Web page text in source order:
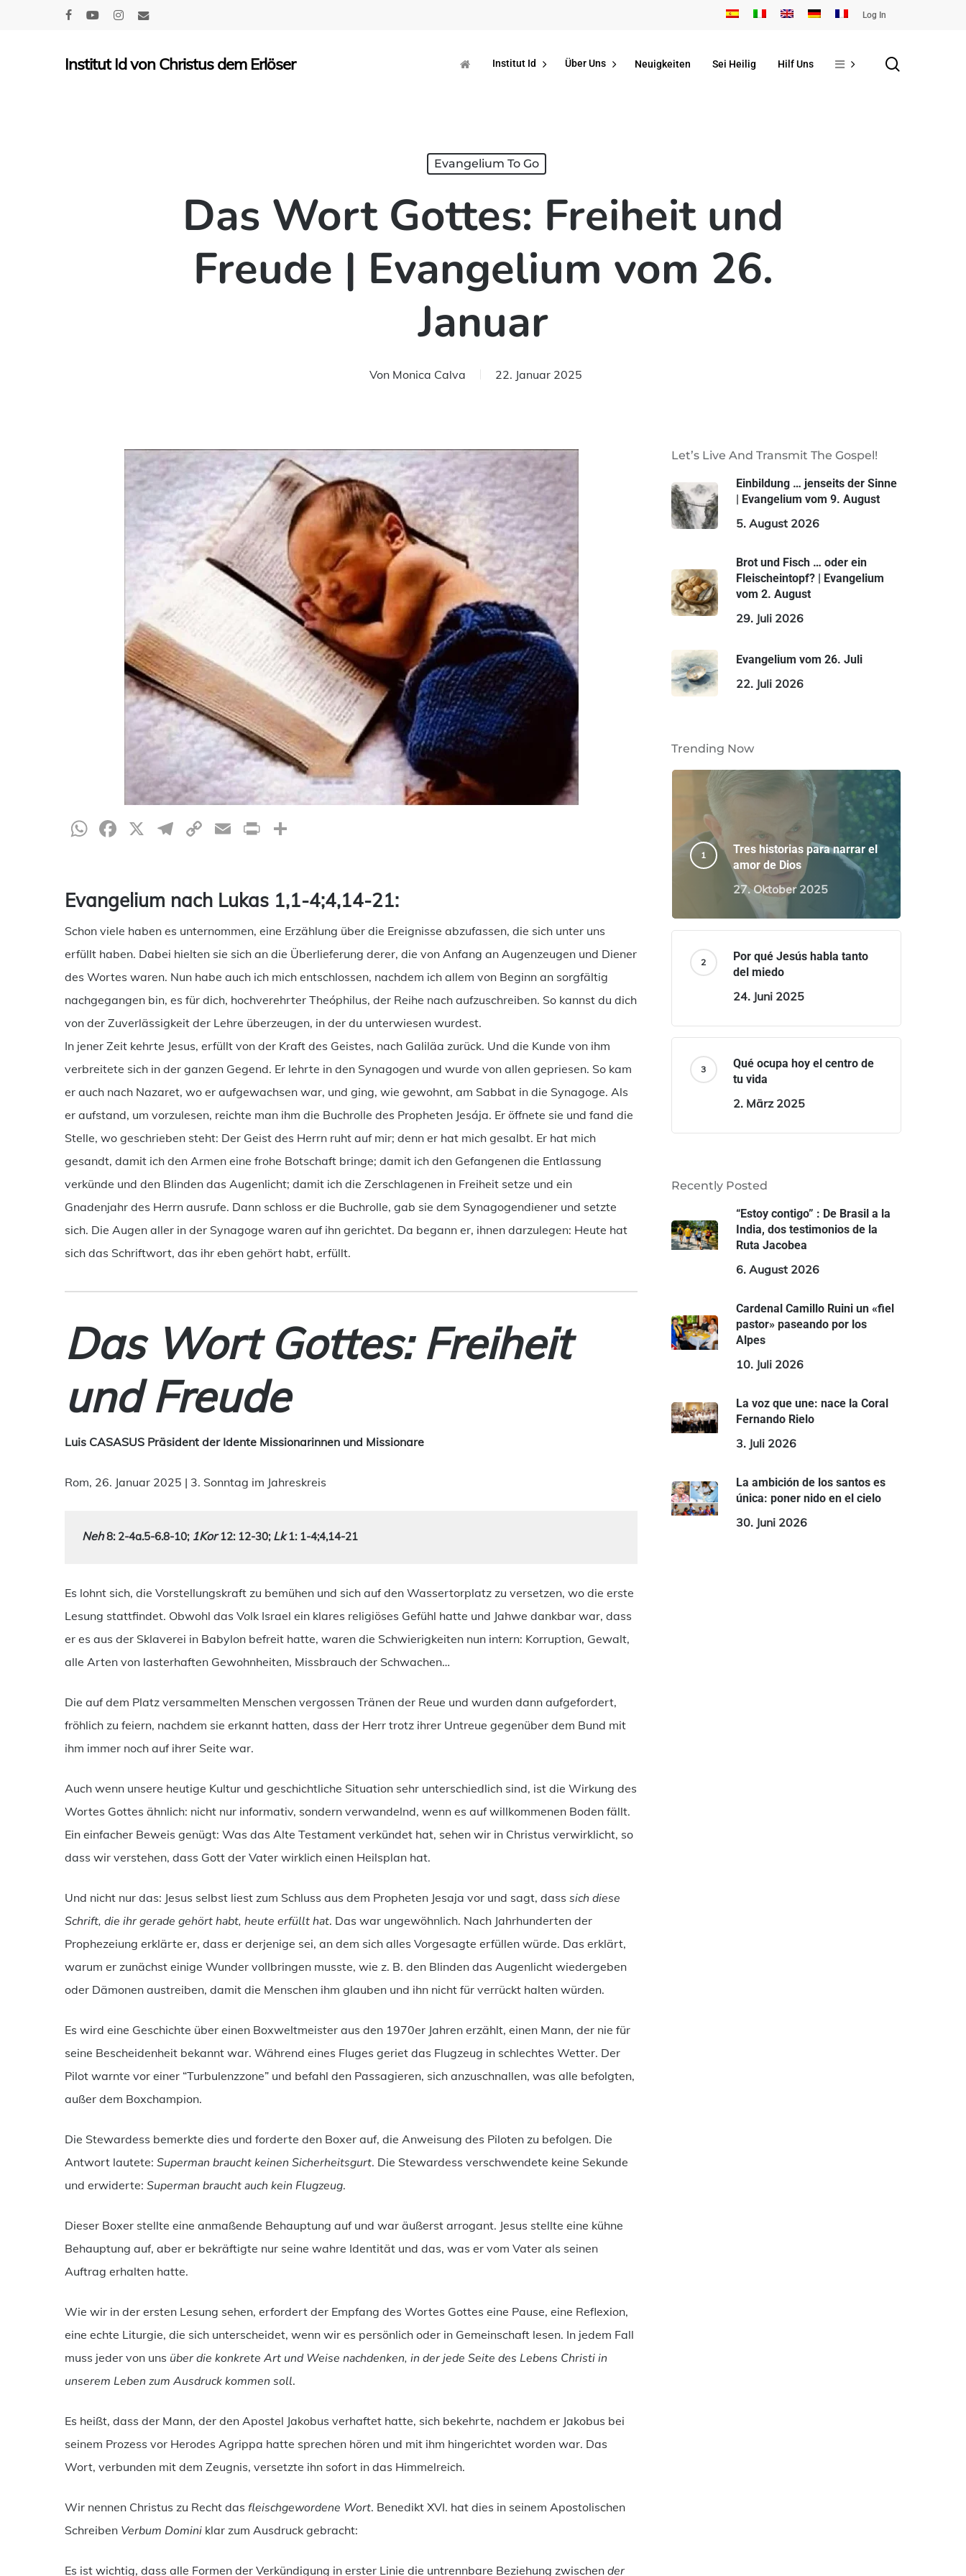
Log In
Hit enter to search or ESC to close
Institut Id von Christus dem Erlöser Institut Id Über Uns Neuigkeiten Sei Heilig Hilf Uns
Evangelium To Go
Das Wort Gottes: Freiheit und
Freude | Evangelium vom 26.
Januar
Von Monica Calva 22. Januar 2025
WhatsApp
Facebook
X Telegram
CopyEmailPrint
Evangelium nach Lukas 1,1-4;4,14-21:
Schon viele haben es unternommen, eine Erzählung über die Ereignisse abzufassen, die sich unter uns
erfüllt haben. Dabei hielten sie sich an die Überlieferung derer, die von Anfang an Augenzeugen und Diener
des Wortes waren. Nun habe auch ich mich entschlossen, nachdem ich allem von Beginn an sorgfältig
nachgegangen bin, es für dich, hochverehrter Theóphilus, der Reihe nach aufzuschreiben. So kannst du dich
von der Zuverlässigkeit der Lehre überzeugen, in der du unterwiesen wurdest.
In jener Zeit kehrte Jesus, erfüllt von der Kraft des Geistes, nach Galiläa zurück. Und die Kunde von ihm
verbreitete sich in der ganzen Gegend. Er lehrte in den Synagogen und wurde von allen gepriesen. So kam
er auch nach Nazaret, wo er aufgewachsen war, und ging, wie gewohnt, am Sabbat in die Synagoge. Als
er aufstand, um vorzulesen, reichte man ihm die Buchrolle des Propheten Jesája. Er öffnete sie und fand die
Stelle, wo geschrieben steht: Der Geist des Herrn ruht auf mir; denn er hat mich gesalbt. Er hat mich
gesandt, damit ich den Armen eine frohe Botschaft bringe; damit ich den Gefangenen die Entlassung
verkünde und den Blinden das Augenlicht; damit ich die Zerschlagenen in Freiheit setze und ein
Gnadenjahr des Herrn ausrufe. Dann schloss er die Buchrolle, gab sie dem Synagogendiener und setzte
sich. Die Augen aller in der Synagoge waren auf ihn gerichtet. Da begann er, ihnen darzulegen: Heute hat
sich das Schriftwort, das ihr eben gehört habt, erfüllt.
Das Wort Gottes: Freiheit
undFreude
Luis CASASUS Präsident der Idente Missionarinnen und Missionare
Rom, 26. Januar 2025 | 3. Sonntag im Jahreskreis
Neh 8: 2-4a.5-6.8-10; 1Kor 12: 12-30; Lk 1: 1-4;4,14-21
Es lohnt sich, die Vorstellungskraft zu bemühen und sich auf den Wassertorplatz zu versetzen, wo die erste
Lesung stattfindet. Obwohl das Volk Israel ein klares religiöses Gefühl hatte und Jahwe dankbar war, dass
er es aus der Sklaverei in Babylon befreit hatte, waren die Schwierigkeiten nun intern: Korruption, Gewalt,
alle Arten von lasterhaften Gewohnheiten, Missbrauch der Schwachen…
Die auf dem Platz versammelten Menschen vergossen Tränen der Reue und wurden dann aufgefordert,
fröhlich zu feiern, nachdem sie erkannt hatten, dass der Herr trotz ihrer Untreue gegenüber dem Bund mit
ihm immer noch auf ihrer Seite war.
Auch wenn unsere heutige Kultur und geschichtliche Situation sehr unterschiedlich sind, ist die Wirkung des
Wortes Gottes ähnlich: nicht nur informativ, sondern verwandelnd, wenn es auf willkommenen Boden fällt.
Ein einfacher Beweis genügt: Was das Alte Testament verkündet hat, sehen wir in Christus verwirklicht, so
dass wir verstehen, dass Gott der Vater wirklich einen Heilsplan hat.
Und nicht nur das: Jesus selbst liest zum Schluss aus dem Propheten Jesaja vor und sagt, dasssich diese
Schrift, die ihr gerade gehört habt, heute erfüllt hat. Das war ungewöhnlich. Nach Jahrhunderten der
Prophezeiung erklärte er, dass er derjenige sei, an dem sich alles Vorgesagte erfüllen würde. Das erklärt,
warum er zunächst einige Wunder vollbringen musste, wie z. B. den Blinden das Augenlicht wiedergeben
oder Dämonen austreiben, damit die Menschen ihm glauben und ihn nicht für verrückt halten würden.
Es wird eine Geschichte über einen Boxweltmeister aus den 1970er Jahren erzählt, einen Mann, der nie für
seine Bescheidenheit bekannt war. Während eines Fluges geriet das Flugzeug in schlechtes Wetter. Der
Pilot warnte vor einer “Turbulenzzone” und befahl den Passagieren, sich anzuschnallen, was alle befolgten,
außer dem Boxchampion.
Die Stewardess bemerkte dies und forderte den Boxer auf, die Anweisung des Piloten zu befolgen. Die
Antwort lautete:Superman braucht keinen Sicherheitsgurt. Die Stewardess verschwendete keine Sekunde
und erwiderte:Superman braucht auch kein Flugzeug.
Dieser Boxer stellte eine anmaßende Behauptung auf und war äußerst arrogant. Jesus stellte eine kühne
Behauptung auf, aber er bekräftigte nur seine wahre Identität und das, was er vom Vater als seinen
Auftrag erhalten hatte.
Wie wir in der ersten Lesung sehen, erfordert der Empfang des Wortes Gottes eine Pause, eine Reflexion,
eine echte Liturgie, die sich unterscheidet, wenn wir es persönlich oder in Gemeinschaft lesen. In jedem Fall
muss jeder von uns über die konkrete Art und Weise nachdenken, in der jede Seite des Lebens Christi in
unserem Leben zum Ausdruck kommen soll.
Es heißt, dass der Mann, der den Apostel Jakobus verhaftet hatte, sich bekehrte, nachdem er Jakobus bei
seinem Prozess vor Herodes Agrippa hatte sprechen hören und mit ihm hingerichtet worden war. Das
Wort, verbunden mit dem Zeugnis, versetzte ihn sofort in das Himmelreich.
Wir nennen Christus zu Recht dasfleischgewordene Wort. Benedikt XVI. hat dies in seinem Apostolischen
Schreiben Verbum Domini klar zum Ausdruck gebracht:
Es ist wichtig, dass alle Formen der Verkündigung in erster Linie die untrennbare Beziehung zwischender
Let’s Live And Transmit The Gospel!
Einbildung … jenseits der Sinne
| Evangelium vom 9. August
5. August 2026
Brot und Fisch … oder ein
Fleischeintopf? | Evangelium
vom 2. August
29. Juli 2026
Evangelium vom 26. Juli
22. Juli 2026
Trending Now
Tres historias para narrar el
amor de Dios
27. Oktober 2025
Por qué Jesús habla tanto
del miedo
24. Juni 2025
Qué ocupa hoy el centro de
tu vida
2. März 2025
Recently Posted
“Estoy contigo” : De Brasil a la
India, dos testimonios de la
Ruta Jacobea
6. August 2026
Cardenal Camillo Ruini un «fiel
pastor» paseando por los
Alpes
10. Juli 2026
La voz que une: nace la Coral
Fernando Rielo
3. Juli 2026
La ambición de los santos es
única: poner nido en el cielo
30. Juni 2026